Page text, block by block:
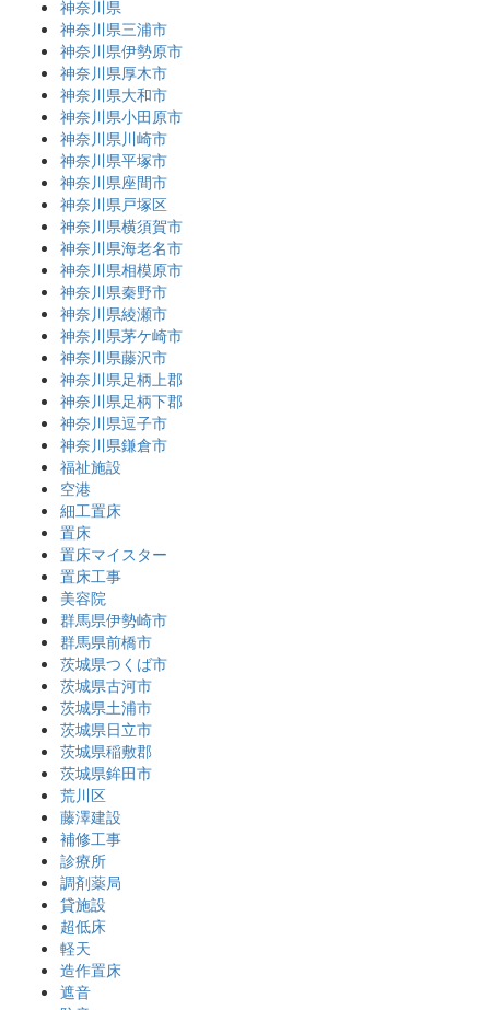
神奈川県
神奈川県三浦市
神奈川県伊勢原市
神奈川県厚木市
神奈川県大和市
神奈川県小田原市
神奈川県川崎市
神奈川県平塚市
神奈川県座間市
神奈川県戸塚区
神奈川県横須賀市
神奈川県海老名市
神奈川県相模原市
神奈川県秦野市
神奈川県綾瀬市
神奈川県茅ケ崎市
神奈川県藤沢市
神奈川県足柄上郡
神奈川県足柄下郡
神奈川県逗子市
神奈川県鎌倉市
福祉施設
空港
細工置床
置床
置床マイスター
置床工事
美容院
群馬県伊勢崎市
群馬県前橋市
茨城県つくば市
茨城県古河市
茨城県土浦市
茨城県日立市
茨城県稲敷郡
茨城県鉾田市
荒川区
藤澤建設
補修工事
診療所
調剤薬局
貸施設
超低床
軽天
造作置床
遮音